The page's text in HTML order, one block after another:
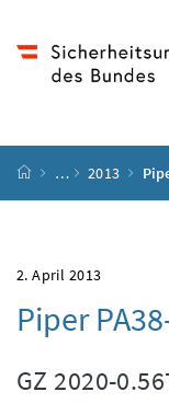
Startseite
… 2013
2. April 2013
Piper
GZ 2020-